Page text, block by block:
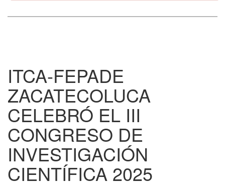
ITCA-FEPADE
ZACATECOLUCA
CELEBRÓ EL III
CONGRESO DE
INVESTIGACIÓN
CIENTÍFICA 2025